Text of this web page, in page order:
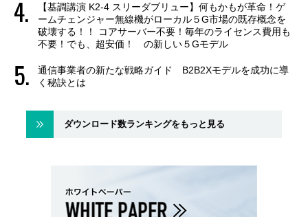
【基調講演 K2-4 スリーダブリュー】何もかもが革命！ゲ
ームチェンジャー無線機がローカル５G市場の既存概念を
破壊する！！ コアサーバー不要！毎年のライセンス費用も
不要！でも、超安価！ の新しい５Gモデル
通信事業者の新たな戦略ガイド B2B2Xモデルを成功に導
く秘訣とは
ダウンロード数ランキングをもっと見る